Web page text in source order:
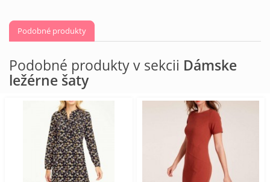
Podobné produkty
Podobné produkty v sekcii Dámske
ležérne šaty